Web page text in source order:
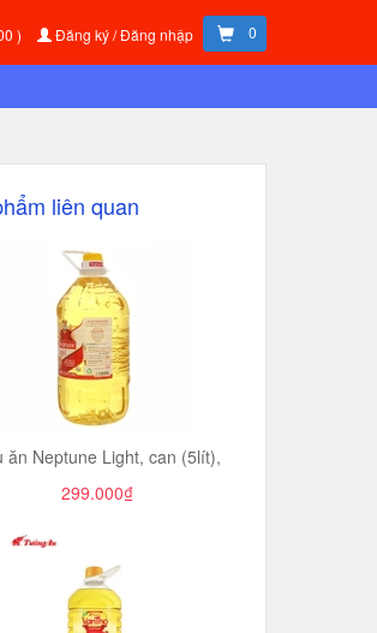
) Đăng ký / Đăng nhập 0
liên quan
ăn Neptune Light, can (5lít),
299.000₫